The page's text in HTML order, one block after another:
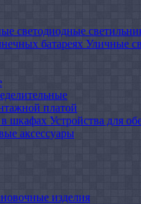
светодиодные
Уличные
платой
Устройства для
аксессуары
изделия